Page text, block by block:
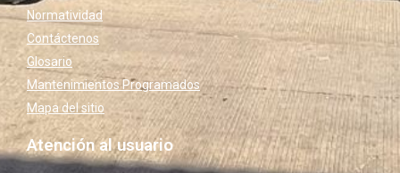
Normatividad
Contáctenos
Glosario
Mantenimientos Programados
Mapa del sitio
Atención al usuario